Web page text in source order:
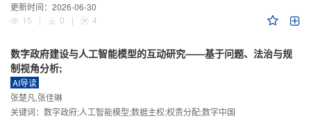
更新时间： 2026-06-30
15
| 0 | 4
数字政府建设与人工智能模型的互动研究——基于问题、法治与规
制视角分析;
AI导读
张楚凡,张佳琳
关键词： 数字政府;人工智能模型;数据主权;权责分配;数字中国